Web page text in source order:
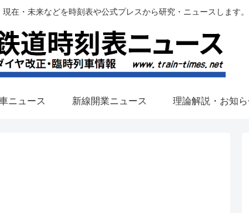
在・未来などを時刻表や公式プレスから研究・ニュースします
ニュース 新線開業ニュース 理論解説・お知